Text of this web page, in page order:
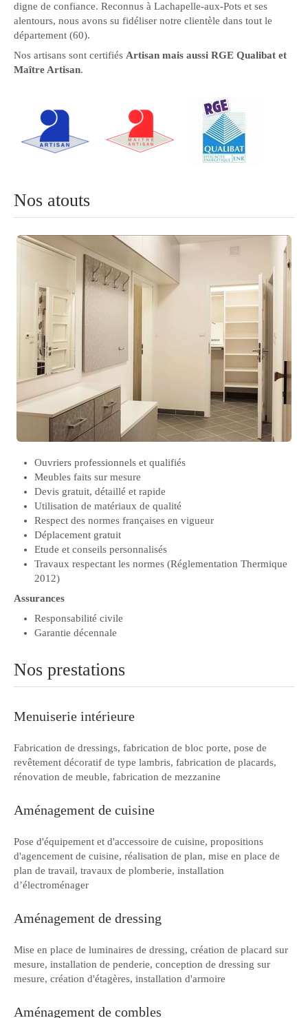
digne de confiance. Reconnus à Lachapelle-aux-Pots et ses
alentours, nous avons su fidéliser notre clientèle dans tout le
département (60).
Nos artisans sont certifiés Artisan mais aussi RGE Qualibat et
Maître Artisan.
Nos atouts
Ouvriers professionnels et qualifiés
Meubles faits sur mesure
Devis gratuit, détaillé et rapide
Utilisation de matériaux de qualité
Respect des normes françaises en vigueur
Déplacement gratuit
Etude et conseils personnalisés
Travaux respectant les normes (Réglementation Thermique
2012)
Assurances
Responsabilité civile
Garantie décennale
Nos prestations
Menuiserie intérieure
Fabrication de dressings, fabrication de bloc porte, pose de
revêtement décoratif de type lambris, fabrication de placards,
rénovation de meuble, fabrication de mezzanine
Aménagement de cuisine
Pose d'équipement et d'accessoire de cuisine, propositions
d'agencement de cuisine, réalisation de plan, mise en place de
plan de travail, travaux de plomberie, installation
d’électroménager
Aménagement de dressing
Mise en place de luminaires de dressing, création de placard sur
mesure, installation de penderie, conception de dressing sur
mesure, création d'étagères, installation d'armoire
Aménagement de combles